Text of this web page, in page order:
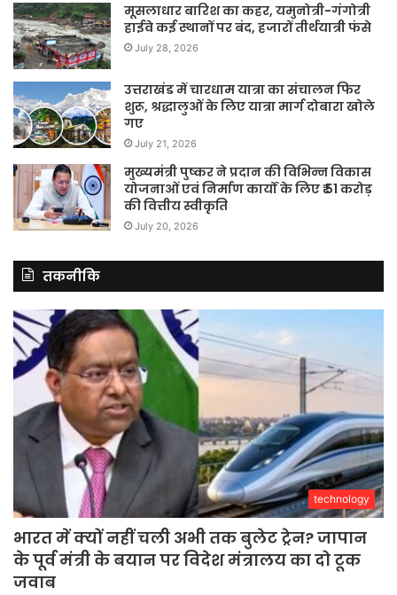
मूसलाधार बारिश का कहर, यमुनोत्री-गंगोत्री
हाईवे कई स्थानों पर बंद, हजारों तीर्थयात्री फंसे
July 28, 2026
उत्तराखंड में चारधाम यात्रा का संचालन फिर
शुरू, श्रद्धालुओं के लिए यात्रा मार्ग दोबारा खोले
गए
July 21, 2026
मुख्यमंत्री पुष्कर ने प्रदान की विभिन्न विकास
योजनाओं एवं निर्माण कार्यों के लिए ₹ 51 करोड़
की वित्तीय स्वीकृति
July 20, 2026
तकनीकि
technology
भारत में क्यों नहीं चली अभी तक बुलेट ट्रेन? जापान
के पूर्व मंत्री के बयान पर विदेश मंत्रालय का दो टूक
जवाब